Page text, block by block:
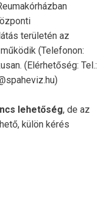
területén az
(Telefonon:
(Elérhetőség: Tel.:
lehetőség, de az
külön kérés